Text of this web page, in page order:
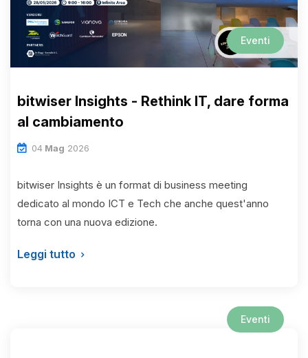
Eventi
bitwiser Insights - Rethink IT, dare forma
al cambiamento
04 Mag 2026
bitwiser Insights è un format di business meeting
dedicato al mondo ICT e Tech che anche quest'anno
torna con una nuova edizione.
Leggi tutto
Eventi